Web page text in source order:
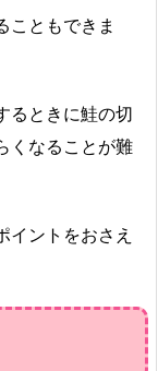
こともできま
るときに鮭の切
くなることが難
イントをおさえ